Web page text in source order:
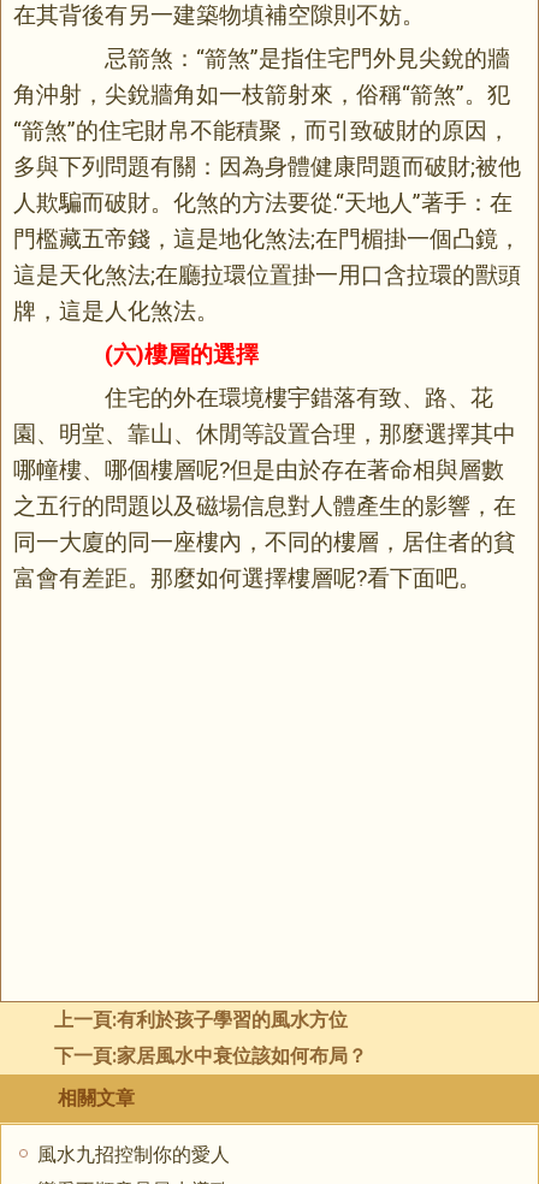
在其背後有另一建築物填補空隙則不妨。
忌箭煞：“箭煞”是指住宅門外見尖銳的牆
角沖射，尖銳牆角如一枝箭射來，俗稱“箭煞”。犯
“箭煞”的住宅財帛不能積聚，而引致破財的原因，
多與下列問題有關：因為身體健康問題而破財;被他
人欺騙而破財。化煞的方法要從.“天地人”著手：在
門檻藏五帝錢，這是地化煞法;在門楣掛一個凸鏡，
這是天化煞法;在廳拉環位置掛一用口含拉環的獸頭
牌，這是人化煞法。
(六)樓層的選擇
住宅的外在環境樓宇錯落有致、路、花
園、明堂、靠山、休閒等設置合理，那麼選擇其中
哪幢樓、哪個樓層呢?但是由於存在著命相與層數
之五行的問題以及磁場信息對人體產生的影響，在
同一大廈的同一座樓內，不同的樓層，居住者的貧
富會有差距。那麼如何選擇樓層呢?看下面吧。
上一頁:有利於孩子學習的風水方位
下一頁:家居風水中衰位該如何布局？
相關文章
風水九招控制你的愛人